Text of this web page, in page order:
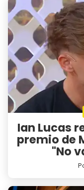
Ian Lucas
premio de
"No